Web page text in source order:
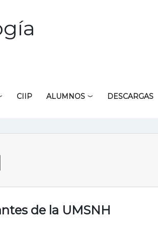
CIIP ALUMNOS DESCARGAS
de la UMSNH